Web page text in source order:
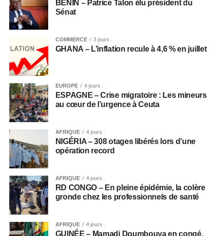
BÉNIN – Patrice Talon élu président du
Sénat
COMMERCE 3 jours .
GHANA – L’inflation recule à 4,6 % en juillet
EUROPE 4 jours .
ESPAGNE – Crise migratoire : Les mineurs
au cœur de l’urgence à Ceuta
AFRIQUE 4 jours .
NIGÉRIA – 308 otages libérés lors d’une
opération record
AFRIQUE 4 jours .
RD CONGO – En pleine épidémie, la colère
gronde chez les professionnels de santé
AFRIQUE 4 jours .
GUINÉE – Mamadi Doumbouya en congé,